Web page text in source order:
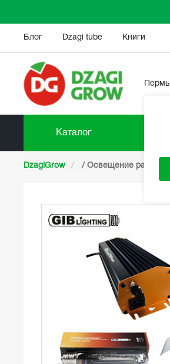
Блог Dzagi tube Книги
Пермь
Каталог
DzagiGrow / Освещение растений